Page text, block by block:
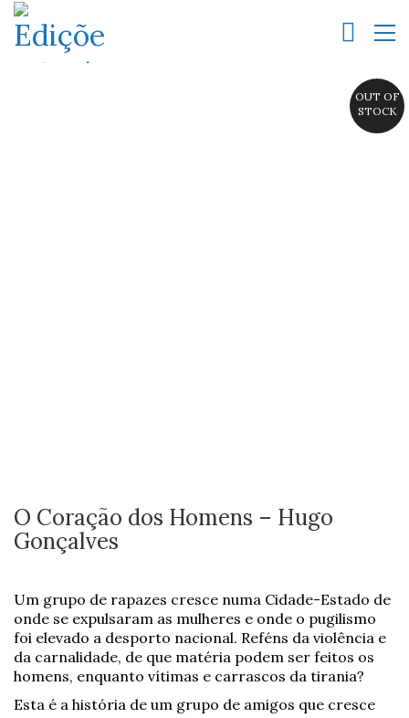
OUT OF
STOCK
O Coração dos Homens – Hugo
Gonçalves
Um grupo de rapazes cresce numa Cidade-Estado de
onde se expulsaram as mulheres e onde o pugilismo
foi elevado a desporto nacional. Reféns da violência e
da carnalidade, de que matéria podem ser feitos os
homens, enquanto vítimas e carrascos da tirania?
Esta é a história de um grupo de amigos que cresce